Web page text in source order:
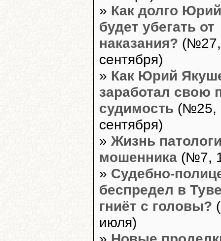
» Как долго
будет убегать от
наказания?
сентября)
» Как Юрий
заработал свою
судимость (№25,
сентября)
» Жизнь
мошенника (№7,
» Судебно-
беспредел в
гниёт с головы?
июля)